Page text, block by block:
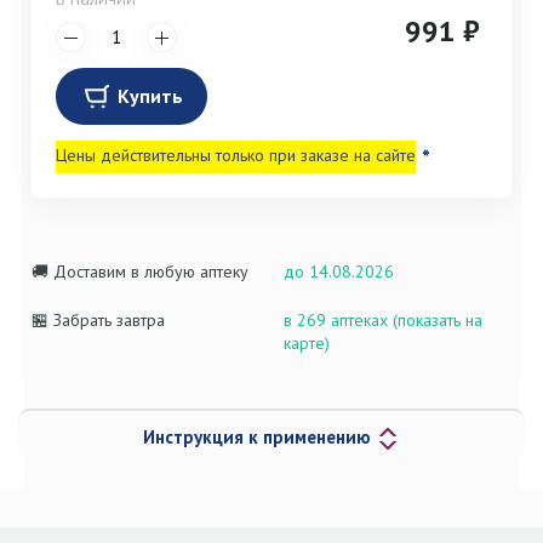
991 ₽
Купить
Цены действительны только при заказе на сайте *
🚚 Доставим в любую аптеку до 14.08.2026
🏪 Забрать завтра
в 269 аптеках (показать на
карте)
Инструкция к применению